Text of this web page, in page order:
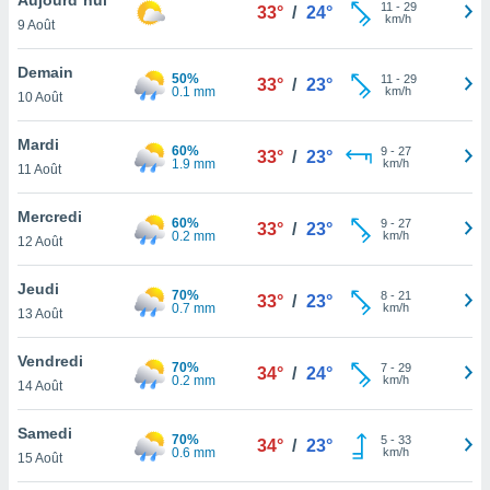
et
»,
au
vous
qu'ils
ou
le
ainsi
un
la
du
9 Août
33° / 24° 11 - 29
km/h
Demain
10 Août
50%
0.1 mm
33° / 23° 11 - 29
km/h
Mardi
11 Août
60%
1.9 mm
33° / 23° 9- 27
km/h
Mercredi
12 Août
60%
0.2 mm
33° / 23° 9- 27
km/h
Jeudi
13 Août
70%
0.7 mm
33° / 23° 8- 21
km/h
Vendredi
14 Août
70%
0.2 mm
34° / 24° 7- 29
km/h
Samedi
15 Août
70%
0.6 mm
34° / 23° 5- 33
km/h